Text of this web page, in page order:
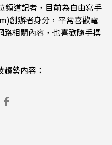
道記者，目前為自由寫手
創辦者身分，平常喜歡電
相關內容，也喜歡隨手撰
勢內容：